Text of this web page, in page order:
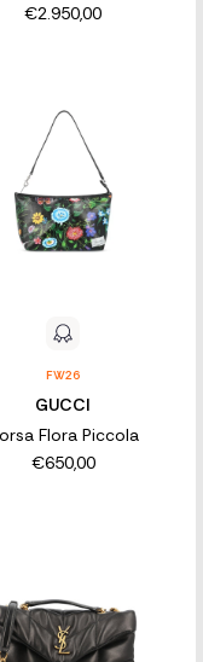
€2.950,00
FW26
GUCCI
Flora Piccola
€650,00